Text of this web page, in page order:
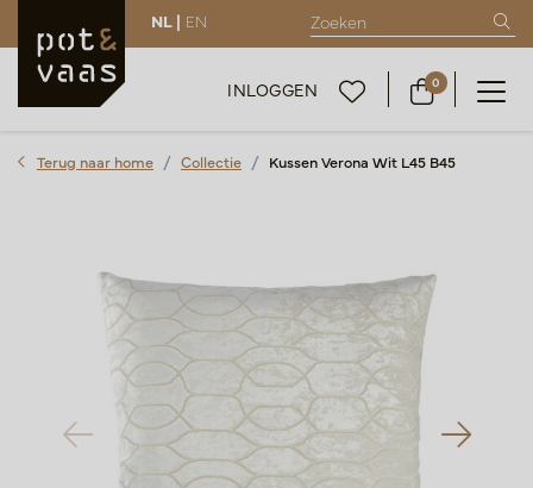
NL | EN
INLOGGEN 0
Terug naar home Collectie Kussen Verona Wit L45 B45